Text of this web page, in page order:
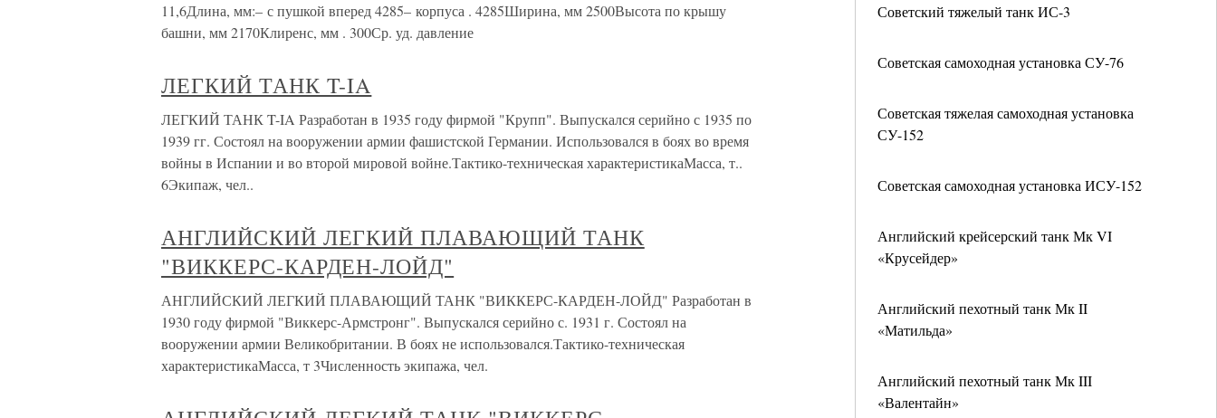
Советский тяжелый танк ИС-3
Советская самоходная установка СУ-76
Советская тяжелая самоходная установка
СУ-152
Советская самоходная установка ИСУ-152
Английский крейсерский танк Мк VI
«Крусейдер»
Английский пехотный танк Мк II
«Матильда»
Английский пехотный танк Мк III
«Валентайн»
11,6Длина, мм:– с пушкой вперед 4285– корпуса . 4285Ширина, мм 2500Высота по крышу
башни, мм 2170Клиренс, мм . 300Ср. уд. давление
ЛЕГКИЙ ТАНК T-IA
ЛЕГКИЙ ТАНК T-IA Разработан в 1935 году фирмой "Крупп". Выпускался серийно с 1935 по
1939 гг. Состоял на вооружении армии фашистской Германии. Использовался в боях во время
войны в Испании и во второй мировой войне.Тактико-техническая характеристикаМасса, т..
6Экипаж, чел..
АНГЛИЙСКИЙ ЛЕГКИЙ ПЛАВАЮЩИЙ ТАНК
"ВИККЕРС-КАРДЕН-ЛОЙД"
АНГЛИЙСКИЙ ЛЕГКИЙ ПЛАВАЮЩИЙ ТАНК "ВИККЕРС-КАРДЕН-ЛОЙД" Разработан в
1930 году фирмой "Виккерс-Армстронг". Выпускался серийно с. 1931 г. Состоял на
вооружении армии Великобритании. В боях не использовался.Тактико-техническая
характеристикаМасса, т 3Численность экипажа, чел.